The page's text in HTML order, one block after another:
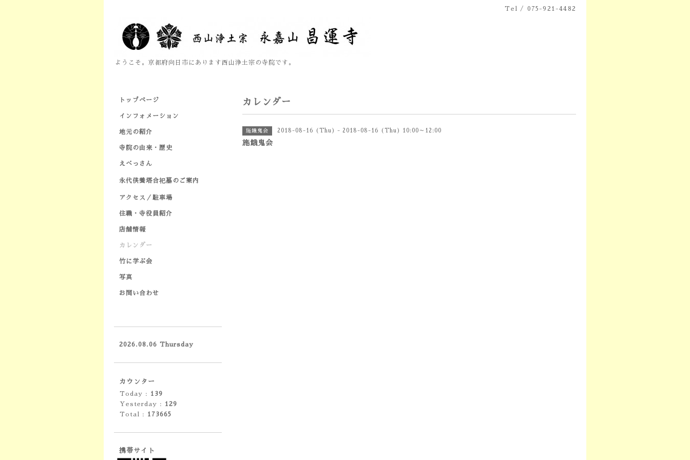
Tel / 075-921-4482
ようこそ。京都府向日市にあります西山浄土宗の寺院です。
カレンダー
施餓鬼会 2018-08-16 (Thu) - 2018-08-16 (Thu) 10:00～12:00
施餓鬼会
トップページ
インフォメーション
地元の紹介
寺院の由来・歴史
えべっさん
永代供養塔合祀墓のご案内
アクセス／駐車場
住職・寺役員紹介
店舗情報
カレンダー
竹に学ぶ会
写真
お問い合わせ
2026.08.06 Thursday
カウンター
Today : 139
Yesterday : 129
Total : 173665
携帯サイト